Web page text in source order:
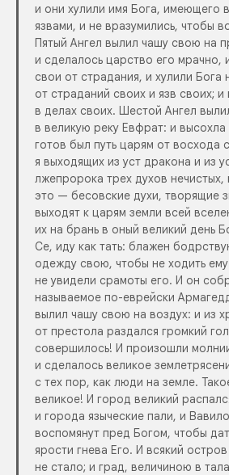
и они хулили имя Бога, имеющего
язвами, и не вразумились, чтобы
Пятый Ангел вылил чашу свою на
и сделалось царство его мрачно,
свои от страдания, и хулили Бога
от страданий своих и язв своих; и
в делах своих. Шестой Ангел
в великую реку Евфрат: и
готов был путь царям от восхода
я выходящих из уст дракона и из
лжепророка трех духов
это — бесовские духи, творящие
выходят к царям земли всей
их на брань в оный великий день
Се, иду как тать: блажен
одежду свою, чтобы не ходить
не увидели срамоты его. И он
называемое по-еврейски
вылил чашу свою на воздух: и из
от престола раздался громкий
совершилось! И произошли
и сделалось великое
с тех пор, как люди на земле.
великое! И город великий
и города языческие пали, и
воспомянут пред Богом, чтобы
ярости гнева Его. И всякий
не стало; и град, величиною в